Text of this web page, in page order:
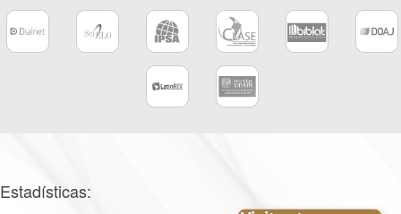
Estadísticas: